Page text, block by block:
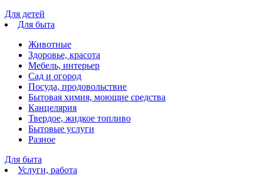
Для детей
Для быта
Животные
Здоровье, красота
Мебель, интерьер
Сад и огород
Посуда, продовольствие
Бытовая химия, моющие средства
Канцелярия
Твердое, жидкое топливо
Бытовые услуги
Разное
Для быта
Услуги, работа